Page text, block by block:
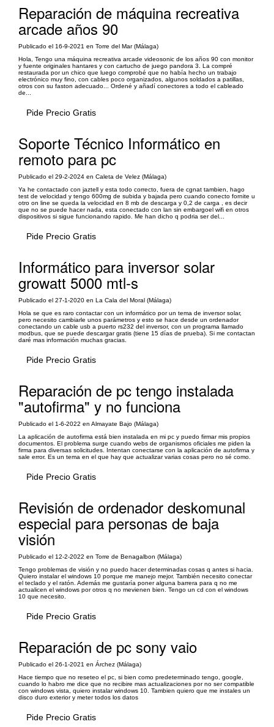
Reparación de máquina recreativa
arcade años 90
Publicado el 16-9-2021 en Torre del Mar (Málaga)
Hola, Tengo una máquina recreativa arcade videosonic de los años 90 con monitor
y fuente originales hantares y con cartucho de juego pandora 3. La compré
restaurada por un chico que luego comprobé que no había hecho un trabajo
electrónico muy fino, con cables poco organizados, algunos soldados a patillas,
otros con su faston adecuado... Ordené y añadí conectores a todo el cableado
de...
Pide Precio Gratis
Soporte Técnico Informático en
remoto para pc
Publicado el 29-2-2024 en Caleta de Velez (Málaga)
Ya he contactado con jaztell y esta todo correcto, fuera de cgnat tambien, hago
test de velocidad y tengo 600mg de subida y bajada pero cuando conecto fornite u
otro on line se queda la velocidad en 8 mb de descarga y 0,2 de carga , es decir
que no se puede hacer nada, esta conectado con lan sin embargoel wifi en otros
dispositivos si sigue funcionando rapido. Me han dicho q podria ser del...
Pide Precio Gratis
Informático para inversor solar
growatt 5000 mtl-s
Publicado el 27-1-2020 en La Cala del Moral (Málaga)
Hola se que es raro contactar con un informático por un tema de inversor solar,
pero necesito cambiarle unos parámetros y esto se hace desde un ordenador
conectando un cable usb a puerto rs232 del inversor, con un programa llamado
modbus, que se puede descargar gratis (tiene 15 días de prueba). Si me contactan
daré mas información muchas gracias.
Pide Precio Gratis
Reparación de pc tengo instalada
"autofirma" y no funciona
Publicado el 1-6-2022 en Almayate Bajo (Málaga)
La aplicación de autofirma está bien instalada en mi pc y puedo firmar mis propios
documentos. El problema surge cuando webs de organismos oficiales me piden la
firma para diversas solicitudes. Intentan conectarse con la aplicación de autofirma y
sale error. Es un tema en el que hay que actualizar varias cosas pero no sé como.
Pide Precio Gratis
Revisión de ordenador deskomunal
especial para personas de baja
visión
Publicado el 12-2-2022 en Torre de Benagalbon (Málaga)
Tengo problemas de visión y no puedo hacer determinadas cosas q antes si hacia.
Quiero instalar el windows 10 porque me manejo mejor. También necesito conectar
el teclado y el ratón. Además me gustaría poner alguna barrera para q no me
actualicen el windows por otros q no mevienen bien. Tengo un cd con el windows
10 que necesito.
Pide Precio Gratis
Reparación de pc sony vaio
Publicado el 26-1-2021 en Árchez (Málaga)
Hace tiempo que no reseteo el pc, si bien como predeterminado tengo, google,
cuando lo habro me dice que no recibire mas actualizaciones por no ser compatible
con windows vista, quiero instalar windows 10. Tambien quiero que me instales un
disco duro exterior y meter todos los datos
Pide Precio Gratis